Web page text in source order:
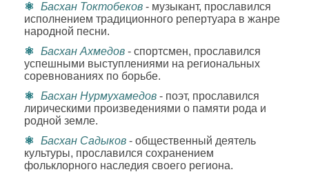
Басхан Токтобеков - музыкант, прославился
исполнением традиционного репертуара в жанре
народной песни.
Басхан Ахмедов - спортсмен, прославился
успешными выступлениями на региональных
соревнованиях по борьбе.
Басхан Нурмухамедов - поэт, прославился
лирическими произведениями о памяти рода и
родной земле.
Басхан Садыков - общественный деятель
культуры, прославился сохранением
фольклорного наследия своего региона.